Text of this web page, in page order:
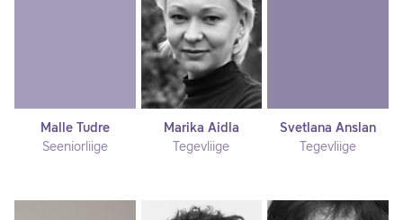
Malle Tudre
Seeniorliige
Marika Aidla
Tegevliige
Svetlana Anslan
Tegevliige